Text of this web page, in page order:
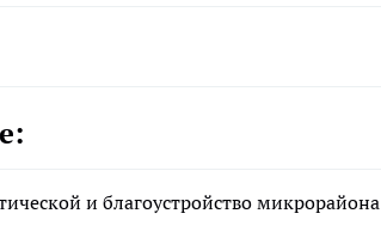
и благоустройство микрорайона